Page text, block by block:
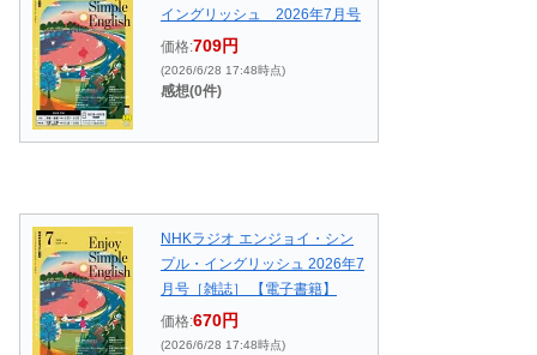
イングリッシュ 2026年7月号
価格:709円
(2026/6/28 17:48時点)
感想(0件)
NHKラジオ エンジョイ・シン
プル・イングリッシュ 2026年7
月号［雑誌］ 【電子書籍】
価格:670円
(2026/6/28 17:48時点)